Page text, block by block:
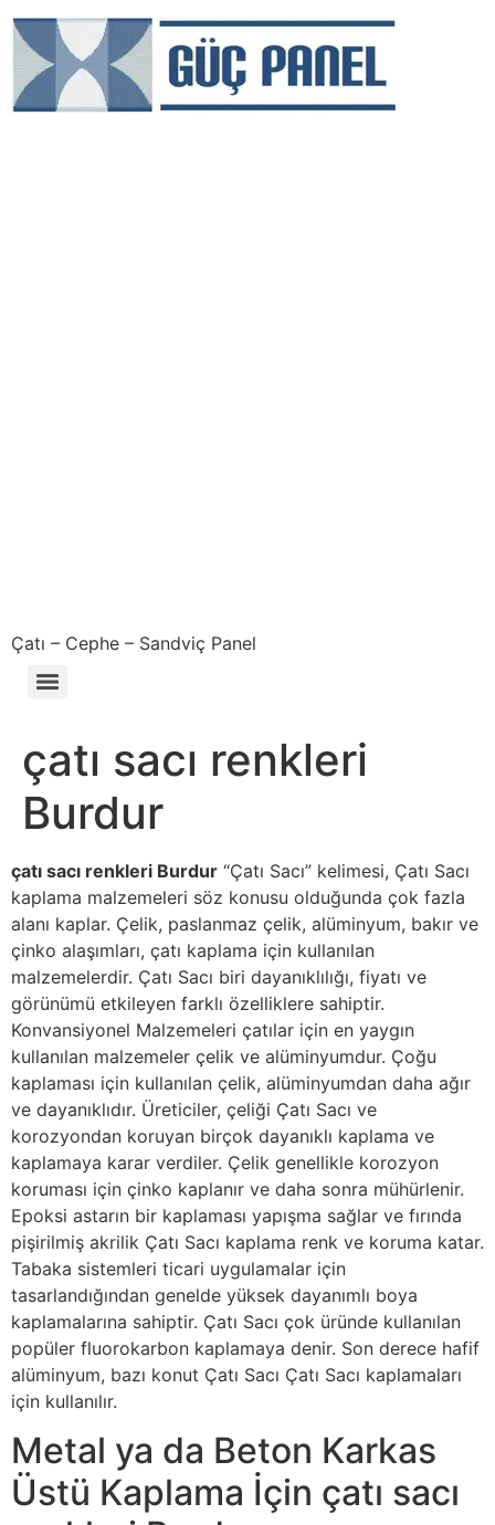
Çatı – Cephe – Sandviç Panel
çatı sacı renkleri
Burdur
çatı sacı renkleri Burdur “Çatı Sacı” kelimesi, Çatı Sacı
kaplama malzemeleri söz konusu olduğunda çok fazla
alanı kaplar. Çelik, paslanmaz çelik, alüminyum, bakır ve
çinko alaşımları, çatı kaplama için kullanılan
malzemelerdir. Çatı Sacı biri dayanıklılığı, fiyatı ve
görünümü etkileyen farklı özelliklere sahiptir.
Konvansiyonel Malzemeleri çatılar için en yaygın
kullanılan malzemeler çelik ve alüminyumdur. Çoğu
kaplaması için kullanılan çelik, alüminyumdan daha ağır
ve dayanıklıdır. Üreticiler, çeliği Çatı Sacı ve
korozyondan koruyan birçok dayanıklı kaplama ve
kaplamaya karar verdiler. Çelik genellikle korozyon
koruması için çinko kaplanır ve daha sonra mühürlenir.
Epoksi astarın bir kaplaması yapışma sağlar ve fırında
pişirilmiş akrilik Çatı Sacı kaplama renk ve koruma katar.
Tabaka sistemleri ticari uygulamalar için
tasarlandığından genelde yüksek dayanımlı boya
kaplamalarına sahiptir. Çatı Sacı çok üründe kullanılan
popüler fluorokarbon kaplamaya denir. Son derece hafif
alüminyum, bazı konut Çatı Sacı Çatı Sacı kaplamaları
için kullanılır.
Metal ya da Beton Karkas
Üstü Kaplama İçin çatı sacı